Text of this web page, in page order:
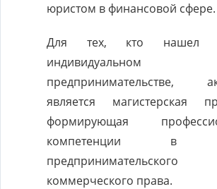
юристом в финансовой сфере.
Для тех, кто нашел
индивидуальном
предпринимательстве,
является магистерская
формирующая
компетенции в
коммерческого права.